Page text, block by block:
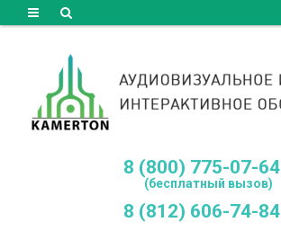
8 (800) 775-07-64
(бесплатный вызов)
8 (812) 606-74-84